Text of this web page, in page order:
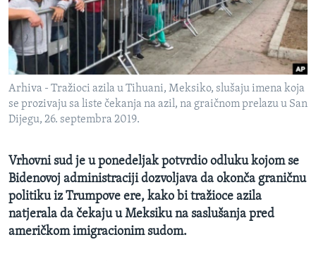
MAGAZIN
O GLASU AMERIKE
Learning English
PRATITE NAS
Jezici
Arhiva - Tražioci azila u Tihuani, Meksiko, slušaju imena koja
se prozivaju sa liste čekanja na azil, na graičnom prelazu u San
Dijegu, 26. septembra 2019.
Vrhovni sud je u ponedeljak potvrdio odluku kojom se
Bidenovoj administraciji dozvoljava da okonča graničnu
politiku iz Trumpove ere, kako bi tražioce azila
natjerala da čekaju u Meksiku na saslušanja pred
američkom imigracionim sudom.